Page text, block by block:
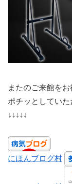
またのご来館をお
ポチッとしてい
↓↓↓↓↓
にほんブログ村